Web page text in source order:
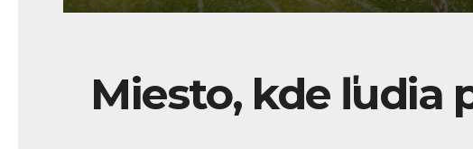
Miesto, kde ľudia